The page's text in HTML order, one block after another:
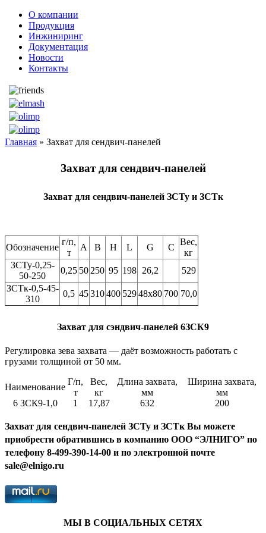
О компании
Продукция
Инжиниринг
Документация
Новости
Контакты
Главная » Захват для сендвич-панелей
Захват для сендвич-панелей
Захват для сендвич-панелей ЗСТу и ЗСТк
Обозначение
г/п,
т
A B H L G С
Вес,
кг
ЗСТу-0,25-
50-250
0,25 50 250 95 198 26,2
529
ЗСТк-0,5-45-
310
0,5 45310400 52948х80 700 70,0
Захват для сэндвич-панелей 6ЗСК9
Регулировка зева захвата — даёт возможность работать с
грузами толщиной от 50 мм.
Наименование
Г/п,
т
Вес,
кг
Длина захвата,
мм
Ширина захвата,
мм
6 ЗСК9-1,0
1 17,87 632 200
Захват для сендвич-панелей ЗСТу и ЗСТк Вы можете
приобрести обратившись в компанию ООО “ЭЛНИГО” по
телефону 8-499-390-14-00 и по электронной почте
sale@elnigo.ru
МЫ В СОЦИАЛЬНЫХ СЕТЯХ